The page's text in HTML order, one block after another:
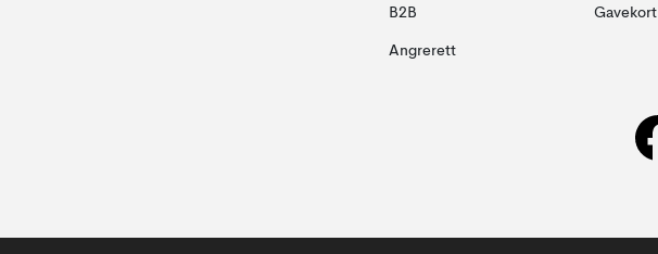
B2B
Angrerett
Gavekort